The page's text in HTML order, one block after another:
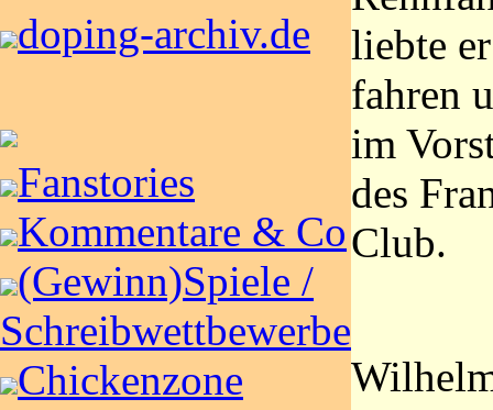
doping-archiv.de
Fanstories
Kommentare & Co
(Gewinn)Spiele /
Schreibwettbewerbe
Chickenzone
liebte
fahren
im
des
Club.